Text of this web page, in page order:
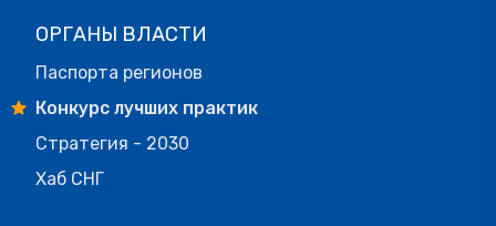
ОРГАНЫ ВЛАСТИ
Паспорта регионов
Конкурс лучших практик
Стратегия - 2030
Хаб СНГ